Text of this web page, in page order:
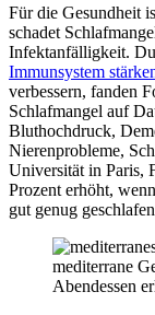
Für die Gesundheit
schadet
Infektanfälligkeit.
Immunsystem
verbessern, fanden
Schlafmangel auf
Bluthochdruck,
Nierenprobleme,
Universität in Paris,
Prozent erhöht,
gut genug
mediterrane
Abendessen